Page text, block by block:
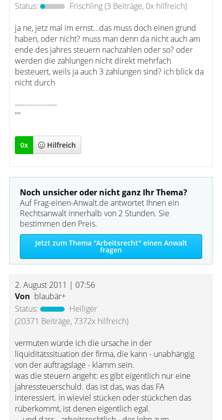
Status:
Frischling(3 Beiträge, 0x hilfreich)
ja ne, jetz mal im ernst...das muss doch einen grund
haben, oder nicht? muss man denn da nicht auch am
ende des jahres steuern nachzahlen oder so? oder
werden die zahlungen nicht direkt mehrfach
besteuert, weils ja auch 3 zahlungen sind? ich blick da
nicht durch
-----------------
""
0x Hilfreich
Noch unsicher oder nicht ganz Ihr Thema?
Auf Frag-einen-Anwalt.de antwortet Ihnen ein
Rechtsanwalt innerhalb von 2 Stunden. Sie
bestimmen den Preis.
Jetzt zum Thema "Arbeitsrecht" einen Anwalt
fragen
2. August 2011 | 07:56
Von blaubär+
Status:
Heiliger
(20371 Beiträge, 7372x hilfreich)
vermuten würde ich die ursache in der
liquiditätssituation der firma, die kann - unabhängig
von der auftragslage - klamm sein.
was die steuern angeht: es gibt eigentlich nur eine
jahressteuerschuld. das ist das, was das FA
interessiert. in wieviel stücken oder stückchen das
rüberkommt, ist denen eigentlich egal.